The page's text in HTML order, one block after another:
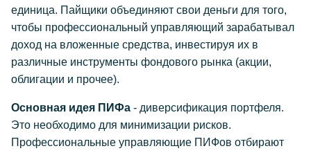
единица. Пайщики объединяют свои деньги для того,
чтобы профессиональный управляющий зарабатывал
доход на вложенные средства, инвестируя их в
различные инструменты фондового рынка (акции,
облигации и прочее).
Основная идея ПИФа - диверсификация портфеля.
Это необходимо для минимизации рисков.
Профессиональные управляющие ПИФов отбирают